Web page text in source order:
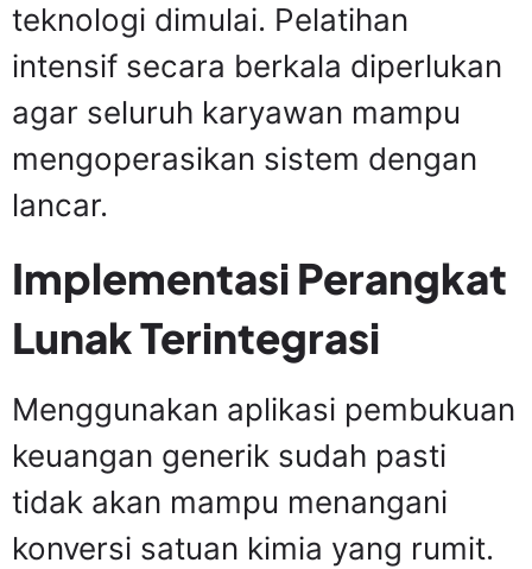
teknologi dimulai. Pelatihan
intensif secara berkala diperlukan
agar seluruh karyawan mampu
mengoperasikan sistem dengan
lancar.
Implementasi Perangkat
Lunak Terintegrasi
Menggunakan aplikasi pembukuan
keuangan generik sudah pasti
tidak akan mampu menangani
konversi satuan kimia yang rumit.